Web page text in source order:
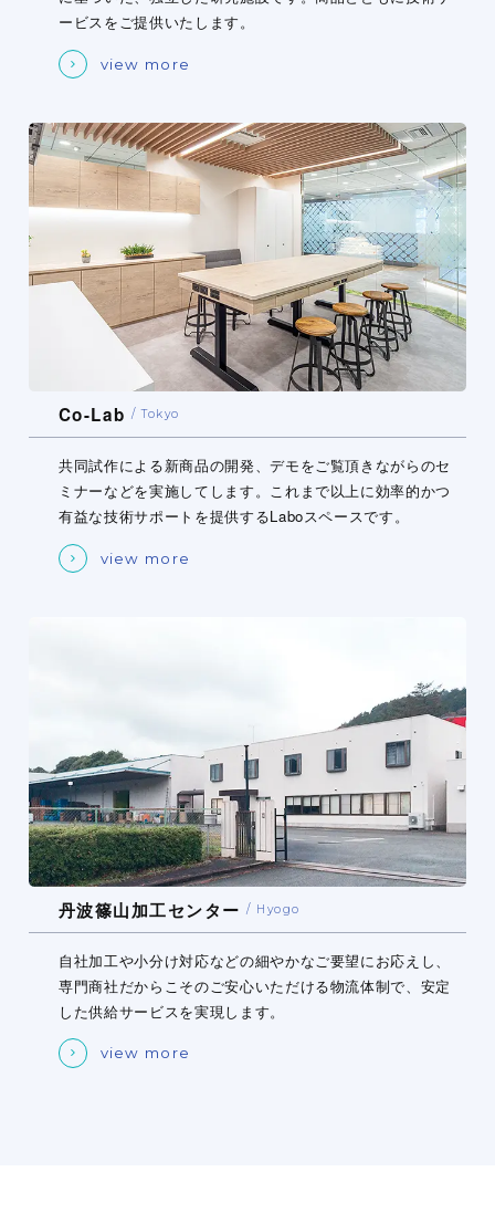
ービスをご提供いたします。
view more
Co-Lab Tokyo
共同試作による新商品の開発、デモをご覧頂きながらのセ
ミナーなどを実施してします。これまで以上に効率的かつ
有益な技術サポートを提供するLaboスペースです。
view more
丹波篠山加工センター Hyogo
自社加工や小分け対応などの細やかなご要望にお応えし、
専門商社だからこそのご安心いただける物流体制で、安定
した供給サービスを実現します。
view more